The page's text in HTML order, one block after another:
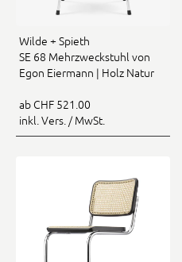
Wilde + Spieth
SE 68 Mehrzweckstuhl von
Egon Eiermann | Holz Natur
ab CHF 521.00
inkl. Vers. / MwSt.